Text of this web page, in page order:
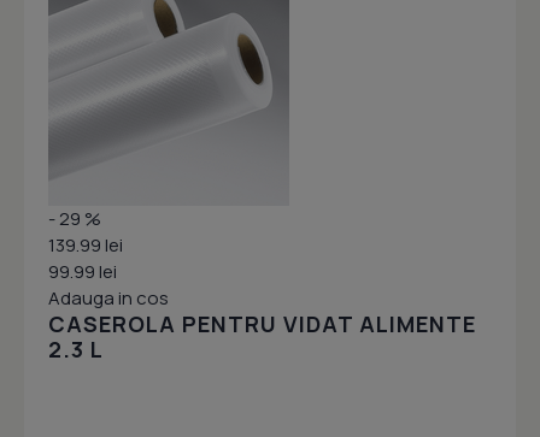
- 29 %
139.99 lei
99.99 lei
Adauga in cos
CASEROLA PENTRU VIDAT ALIMENTE
2.3 L